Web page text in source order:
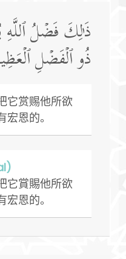
ذَ ٰ⁠لِكَ فَضۡلُ ٱللَّهِ
ذُو ٱلۡفَضۡلِ
它赏赐他所欲
恩的。
它賞賜他所欲
恩的。